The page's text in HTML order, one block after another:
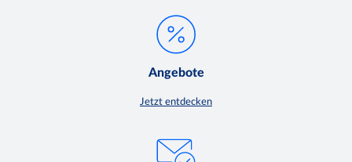
Angebote
Jetzt entdecken